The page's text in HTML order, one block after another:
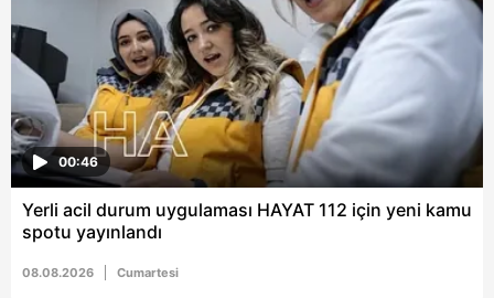
00:46
Yerli acil durum uygulaması HAYAT 112 için yeni kamu
spotu yayınlandı
08.08.2026 Cumartesi